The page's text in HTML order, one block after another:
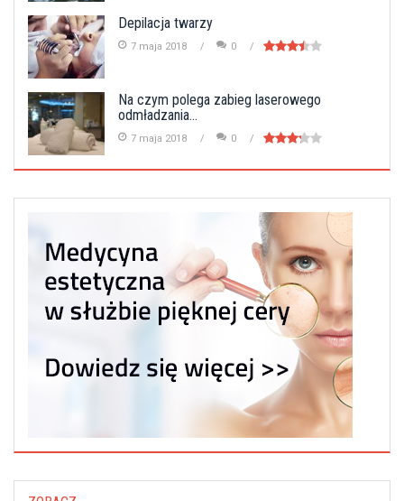
Depilacja twarzy
7 maja 2018 0
Na czym polega zabieg laserowego
odmładzania...
7 maja 2018 0